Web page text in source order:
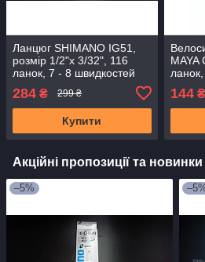
Ланцюг SHIMANO IG51,
розмір 1/2"х 3/32", 116
ланок, 7 - 8 швидкостей
284 ₴ 299 ₴
Купити
MAYA
144₴
Акційні пропозиції та новинки
–5%